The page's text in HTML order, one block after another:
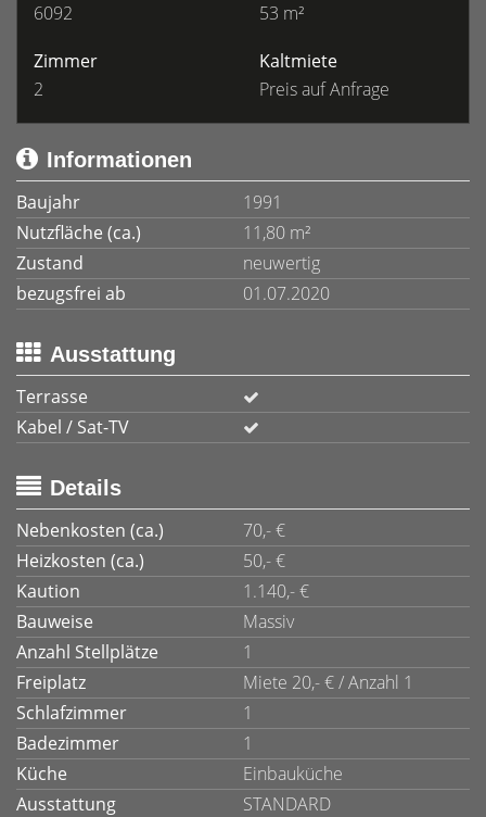
6092
53 m²
Zimmer
2
Kaltmiete
Preis auf Anfrage
Informationen
Baujahr
1991
Nutzfläche (ca.)
11,80 m²
Zustand
neuwertig
bezugsfrei ab
01.07.2020
Ausstattung
Terrasse
Kabel / Sat-TV
Details
Nebenkosten (ca.)
70,- €
Heizkosten (ca.)
50,- €
Kaution
1.140,- €
Bauweise
Massiv
Anzahl Stellplätze
1
Freiplatz
Miete 20,- € / Anzahl 1
Schlafzimmer
1
Badezimmer
1
Küche
Einbauküche
Ausstattung
STANDARD